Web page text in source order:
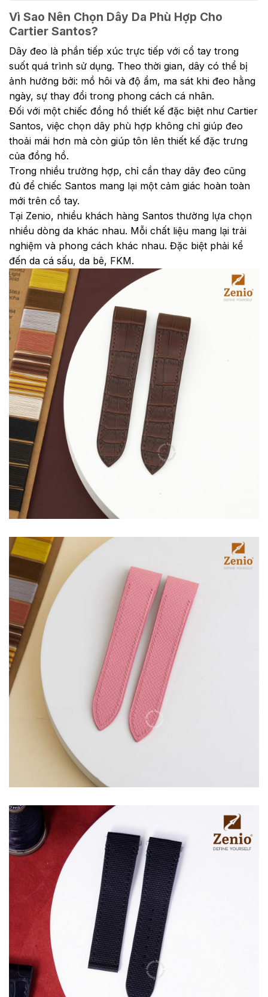
Vì Sao Nên Chọn Dây Da Phù Hợp Cho
Cartier Santos?
Dây đeo là phần tiếp xúc trực tiếp với cổ tay trong
suốt quá trình sử dụng. Theo thời gian, dây có thể bị
ảnh hưởng bởi: mồ hôi và độ ẩm, ma sát khi đeo hằng
ngày, sự thay đổi trong phong cách cá nhân.
Đối với một chiếc đồng hồ thiết kế đặc biệt như Cartier
Santos, việc chọn dây phù hợp không chỉ giúp đeo
thoải mái hơn mà còn giúp tôn lên thiết kế đặc trưng
của đồng hồ.
Trong nhiều trường hợp, chỉ cần thay dây đeo cũng
đủ để chiếc Santos mang lại một cảm giác hoàn toàn
mới trên cổ tay.
Tại Zenio, nhiều khách hàng Santos thường lựa chọn
nhiều dòng da khác nhau. Mỗi chất liệu mang lại trải
nghiệm và phong cách khác nhau. Đặc biệt phải kể
đến da cá sấu, da bê, FKM.